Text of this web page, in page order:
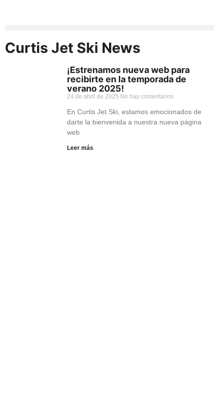
Curtis Jet Ski News
¡Estrenamos nueva web para
recibirte en la temporada de
verano 2025!
24 de abril de 2025 No hay comentarios
En Curtis Jet Ski, estamos emocionados de
darte la bienvenida a nuestra nueva página
web
Leer más